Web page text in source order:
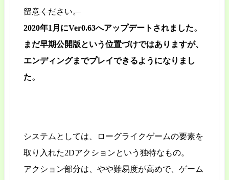
留意ください。
2020年1月にVer0.63へアップデートされました。
まだ早期公開版という位置づけではありますが、
エンディングまでプレイできるようになりまし
た。
システムとしては、ローグライクゲームの要素を
取り入れた2Dアクションという独特なもの。
アクション部分は、やや難易度が高めで、ゲーム